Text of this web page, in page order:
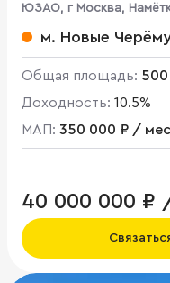
ЮЗАО, г Москва,
м. Новые
Общая площадь: 500
Доходность: 10.5%
МАП: 350 000 ₽ / мес
40 000 000 ₽